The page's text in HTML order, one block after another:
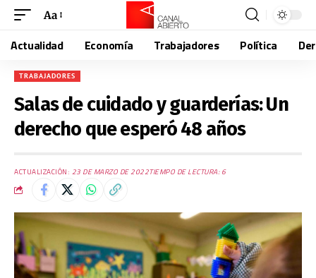
Aa
Actualidad Economía Trabajadores Política
TRABAJADORES
Salas de cuidado y guarderías: Un
derecho que esperó 48 años
ACTUALIZACIÓN: 23 DE MARZO DE 2022TIEMPO DE LECTURA: 6